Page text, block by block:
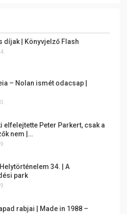
díjak | Könyvjelző Flash
– Nolan ismét odacsap |
elfelejtette Peter Parkert, csak a
nem |…
34. | A
park
rabjai | Made in 1988 –